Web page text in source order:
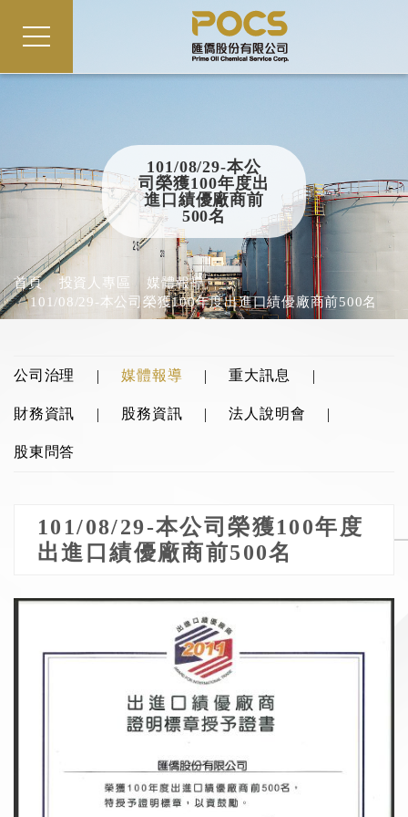
101/08/29-本公
司榮獲100年度出
進口績優廠商前
500名
首頁 投資人專區
媒體報導
101/08/29-本公司榮獲100年度出進口績優廠商前500名
公司治理 媒體報導 重大訊息
財務資訊 股務資訊 法人說明會
股東問答
101/08/29-本公司榮獲100年度
出進口績優廠商前500名